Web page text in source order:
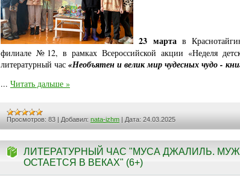
23 мартав
филиале №12, в рамках Всероссийской акции «Неделя
литературный час «Необъятен и велик мир чудесных чудо -
... Читать дальше »
Просмотров: 83 Добавил: nata-izhm Дата: 24.03.2025
ЛИТЕРАТУРНЫЙ ЧАС "МУСА ДЖАЛИЛЬ.
ОСТАЕТСЯ В ВЕКАХ" (6+)